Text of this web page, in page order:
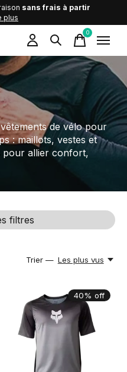
sans frais à partir
plus
0items
de vélo pour
: maillots, vestes et
pour allier confort,
filtres
Trier — Les plus vus
40% off